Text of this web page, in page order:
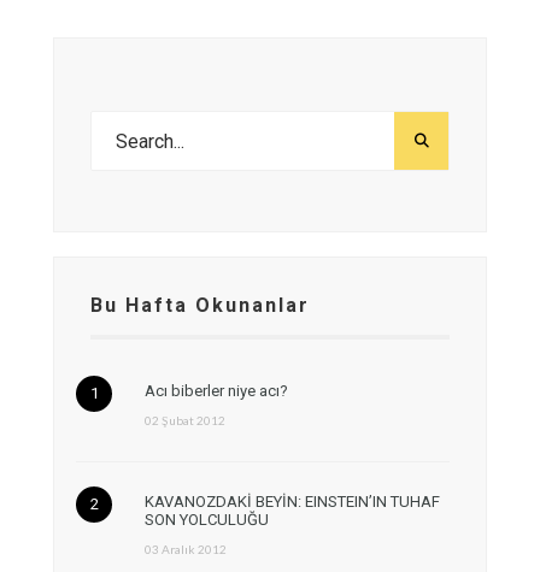
Bu Hafta Okunanlar
Acı biberler niye acı?
02 Şubat 2012
KAVANOZDAKİ BEYİN: EINSTEIN’IN TUHAF
SON YOLCULUĞU
03 Aralık 2012